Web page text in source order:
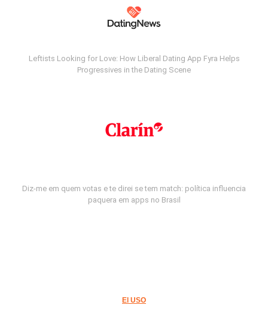
Leftists Looking for Love: How Liberal Dating App Fyra Helps
Progressives in the Dating Scene
Diz-me em quem votas e te direi se tem match: política influencia
paquera em apps no Brasil
El USO